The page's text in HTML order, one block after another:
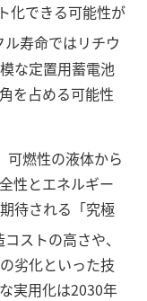
化できる可能性が
寿命ではリチウ
な定置用蓄電池
を占める可能性
可燃性の液体から
性とエネルギー
待される「究極
ストの高さや、
劣化といった技
実用化は2030年